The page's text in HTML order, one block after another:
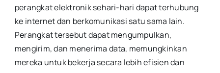
perangkat elektronik sehari-hari dapat terhubung
ke internet dan berkomunikasi satu sama lain.
Perangkat tersebut dapat mengumpulkan,
mengirim, dan menerima data, memungkinkan
mereka untuk bekerja secara lebih efisien dan